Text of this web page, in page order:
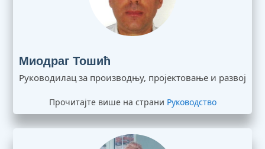
Миодраг Тошић
Руководилац за производњу, пројектовање и развој
Прочитајте више на страни Руководство